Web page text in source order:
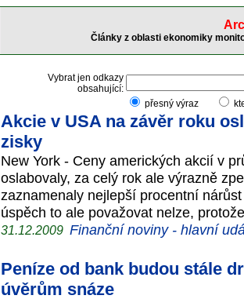
Články z oblasti ekonomiky
Vybrat jen odkazy
obsahující:
přesný výraz
Akcie v USA na závěr roku
zisky
New York - Ceny amerických akcií v
oslabovaly, za celý rok ale výrazně
zaznamenaly nejlepší procentní
úspěch to ale považovat nelze,
31.12.2009 Finanční noviny - hlavní
Peníze od bank budou stále
úvěrům snáze